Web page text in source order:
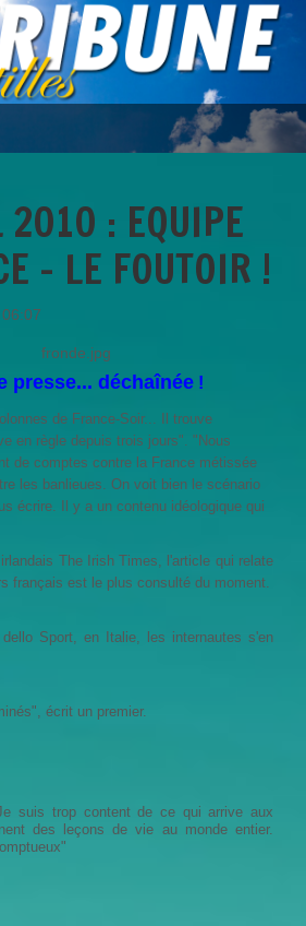
: EQUIPE
- LE FOUTOIR !
presse... déchaînée !
de France-Soir... Il trouve
en règle depuis trois jours". "Nous
de comptes contre la France métissée
les banlieues. On voit bien le scénario
écrire. Il y a un contenu idéologique qui
The Irish Times, l'article qui relate
français est le plus consulté du moment.
Sport, en Italie, les internautes s'en
écrit un premier.
suis trop content de ce qui arrive aux
des leçons de vie au monde entier.